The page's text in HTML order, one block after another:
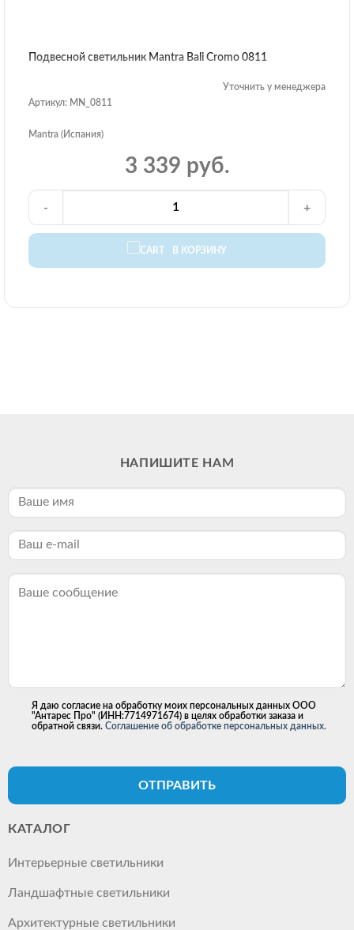
Подвесной светильник Mantra Bali Cromo 0811
Уточнить у менеджера
Артикул: MN_0811
Mantra (Испания)
3 339 руб.
В КОРЗИНУ
- +
НАПИШИТЕ НАМ
Я даю согласие на обработку моих персональных данных ООО
"Антарес Про" (ИНН:7714971674) в целях обработки заказа и
обратной связи. Соглашение об обработке персональных данных.
ОТПРАВИТЬ
КАТАЛОГ
Интерьерные светильники
Ландшафтные светильники
Архитектурные светильники